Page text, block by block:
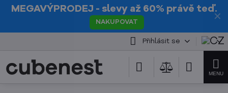
✕
MEGAVÝPRODEJ - slevy až 60% právě teď.
NAKUPOVAT
Přihlásit se